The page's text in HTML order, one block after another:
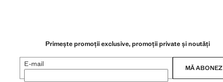
Primește promoții exclusive, promoții private și noutăți
E-mail MĂ ABONEZ